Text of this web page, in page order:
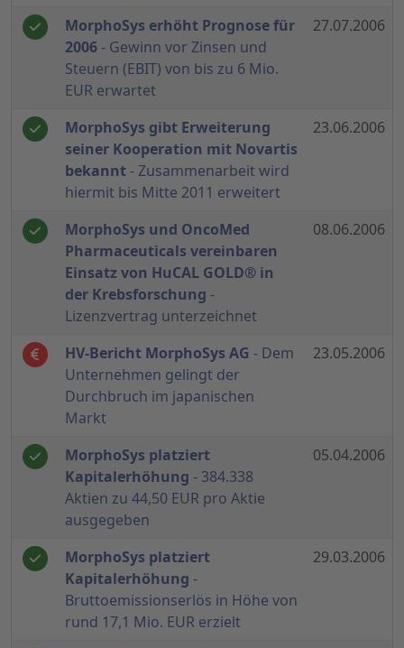
MorphoSys erhöht Prognose für
2006 - Gewinn vor Zinsen und
Steuern (EBIT) von bis zu 6 Mio.
EUR erwartet
27.07.2006
MorphoSys gibt Erweiterung
seiner Kooperation mit Novartis
bekannt- Zusammenarbeit wird
hiermit bis Mitte 2011 erweitert
23.06.2006
MorphoSys und OncoMed
Pharmaceuticals vereinbaren
Einsatz von HuCAL GOLD® in
der Krebsforschung -
Lizenzvertrag unterzeichnet
08.06.2006
HV-Bericht MorphoSys AG - Dem
Unternehmen gelingt der
Durchbruch im japanischen
Markt
23.05.2006
MorphoSys platziert
Kapitalerhöhung - 384.338
Aktien zu 44,50 EUR pro Aktie
ausgegeben
05.04.2006
MorphoSys platziert
Kapitalerhöhung -
Bruttoemissionserlös in Höhe von
rund 17,1 Mio. EUR erzielt
29.03.2006